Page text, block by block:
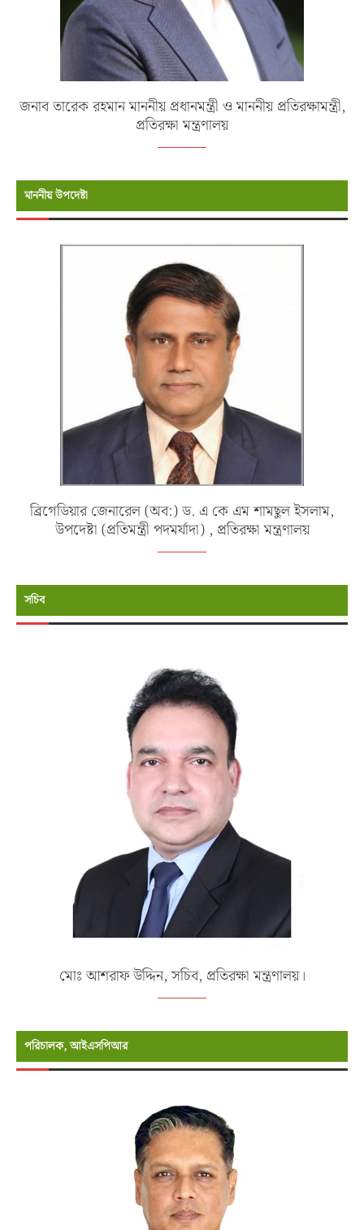
জনাব তারেক রহমান মাননীয় প্রধানমন্ত্রী ও মাননীয় প্রতিরক্ষামন্ত্রী,
প্রতিরক্ষা মন্ত্রণালয়
মাননীয় উপদেষ্টা
ব্রিগেডিয়ার জেনারেল (অব:) ড. এ কে এম শামছুল ইসলাম,
উপদেষ্টা (প্রতিমন্ত্রী পদমর্যাদা) , প্রতিরক্ষা মন্ত্রণালয়
সচিব
মোঃ আশরাফ উদ্দিন, সচিব, প্রতিরক্ষা মন্ত্রণালয়।
পরিচালক, আইএসপিআর